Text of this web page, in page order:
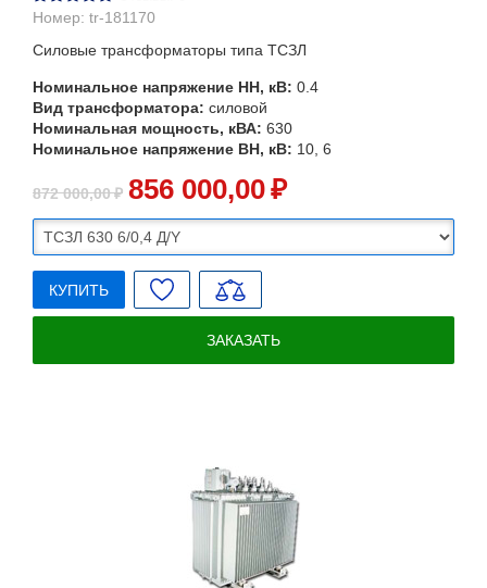
Номер: tr-181170
Силовые трансформаторы типа ТСЗЛ
Номинальное напряжение НН, кВ: 0.4
Вид трансформатора: силовой
Номинальная мощность, кВА: 630
Номинальное напряжение ВН, кВ: 10, 6
872 000,00₽ 856 000,00₽
КУПИТЬ
ЗАКАЗАТЬ